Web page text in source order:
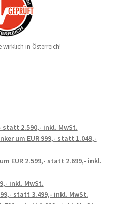
wirklich in Österreich!
statt 2.590,- inkl. MwSt.
um EUR 999,- statt 1.049,-
EUR 2.599,- statt 2.699,- inkl.
inkl. MwSt.
statt 3.499,- inkl. MwSt.